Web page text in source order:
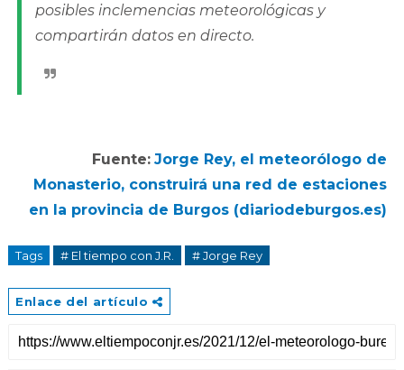
posibles inclemencias meteorológicas y
compartirán datos en directo.
Fuente: Jorge Rey, el meteorólogo de
Monasterio, construirá una red de estaciones
en la provincia de Burgos (diariodeburgos.es)
Tags # El tiempo con J.R. # Jorge Rey
Enlace del artículo